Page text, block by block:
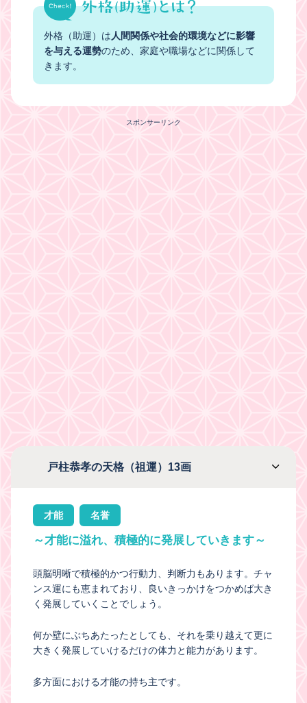
外格（助運）は 人間関係や社会的環境などに影響
を与える運勢のため、家庭や職場などに関係して
きます。
スポンサーリンク
戸柱恭孝の天格（祖運）13画
才能 名誉
～才能に溢れ、積極的に発展していきます～
頭脳明晰で積極的かつ行動力、判断力もあります。チャ
ンス運にも恵まれており、良いきっかけをつかめば大き
く発展していくことでしょう。
何か壁にぶちあたったとしても、それを乗り越えて更に
大きく発展していけるだけの体力と能力があります。
多方面における才能の持ち主です。